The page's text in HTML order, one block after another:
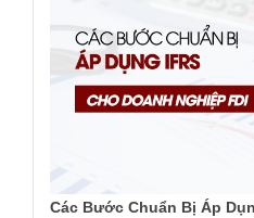
Các Bước Chuẩn Bị Áp